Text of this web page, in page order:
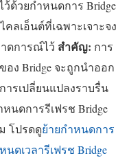
ด้วยกำหนดการ Bridge
ลเอ็นต์ที่เฉพาะเจาะจง
ดการณ์ไว้ สำคัญ: การ
ง Bridge จะถูกนำออก
ารเปลี่ยนแปลงราบรื่น
นดการรีเฟรช Bridge
โปรดดูย้ายกำหนดการ
นดเวลารีเฟรช Bridge